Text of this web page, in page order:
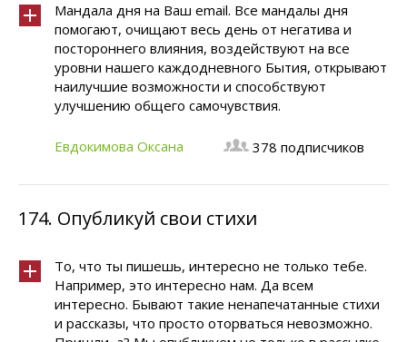
Мандала дня на Ваш email. Все мандалы дня
помогают, очищают весь день от негатива и
постороннего влияния, воздействуют на все
уровни нашего каждодневного Бытия, открывают
наилучшие возможности и способствуют
улучшению общего самочувствия.
Евдокимова Оксана 378 подписчиков
174. Опубликуй свои стихи
То, что ты пишешь, интересно не только тебе.
Например, это интересно нам. Да всем
интересно. Бывают такие ненапечатанные стихи
и рассказы, что просто оторваться невозможно.